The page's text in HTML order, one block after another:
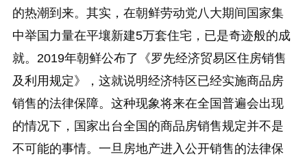
的热潮到来。其实，在朝鲜劳动党八大期间国家集
中举国力量在平壤新建5万套住宅，已是奇迹般的成
就。2019年朝鲜公布了《罗先经济贸易区住房销售
及利用规定》，这就说明经济特区已经实施商品房
销售的法律保障。这种现象将来在全国普遍会出现
的情况下，国家出台全国的商品房销售规定并不是
不可能的事情。一旦房地产进入公开销售的法律保